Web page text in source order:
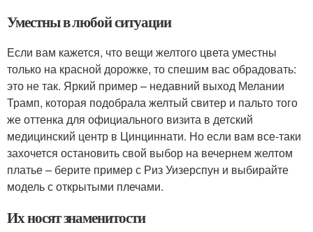
Уместны в любой ситуации
Если вам кажется, что вещи желтого цвета уместны
только на красной дорожке, то спешим вас обрадовать:
это не так. Яркий пример – недавний выход Мелании
Трамп, которая подобрала желтый свитер и пальто того
же оттенка для официального визита в детский
медицинский центр в Цинциннати. Но если вам все-таки
захочется остановить свой выбор на вечернем желтом
платье – берите пример с Риз Уизерспун и выбирайте
модель с открытыми плечами.
Их носят знаменитости